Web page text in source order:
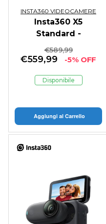
INSTA360 VIDEOCAMERE
Insta360 X5
Standard -
GARANZIA ITALIA
€589,99
€559,99 -5% OFF
Disponibile
Aggiungi al Carrello